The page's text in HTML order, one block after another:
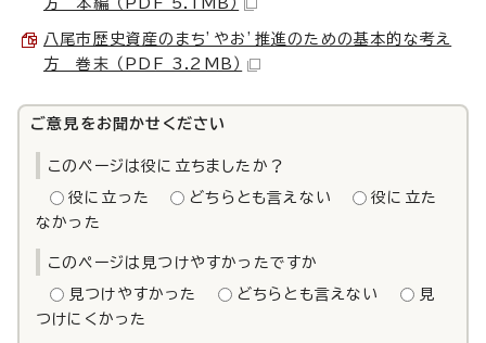
方 本編 （PDF 5.1MB）
八尾市歴史資産のまち’やお’推進のための基本的な考え
方 巻末 （PDF 3.2MB）
ご意見をお聞かせください
このページは役に立ちましたか？
役に立った どちらとも言えない
役に立た
なかった
このページは見つけやすかったですか
見つけやすかった どちらとも言えない
見
つけにくかった